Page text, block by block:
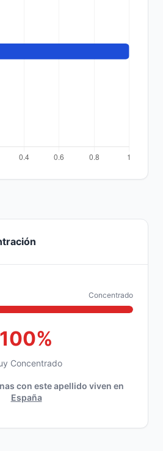
Concentrado
100%
Concentrado
con este apellido viven en
España